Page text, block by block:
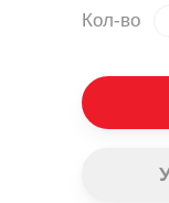
Кол-во